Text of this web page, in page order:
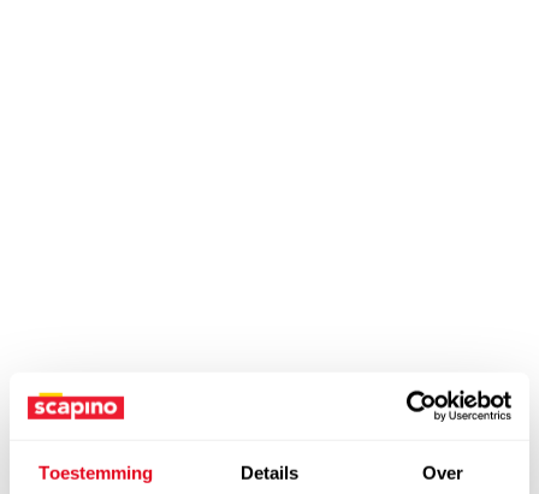
Toestemming Details Over